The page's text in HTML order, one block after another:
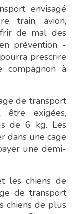
envisagé
train, avion,
de mal des
prévention -
prescrire
compagnon à
de transport
être exigées,
de 6 kg. Les
dans une cage
une demi-
les chiens de
de transport
chiens de plus